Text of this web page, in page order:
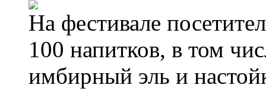
На фестивале
100 напитков, в том
имбирный эль и